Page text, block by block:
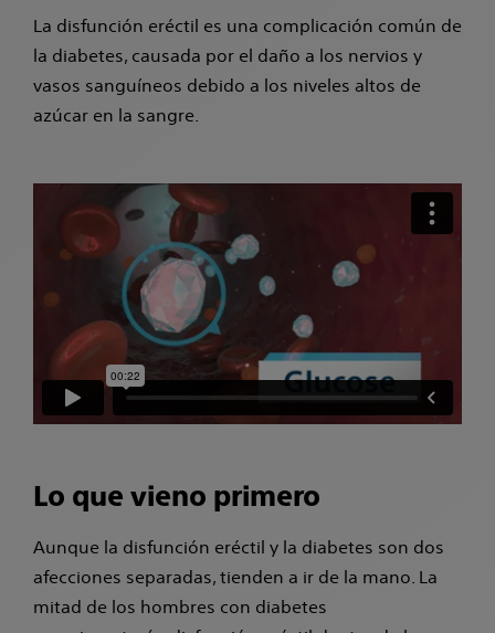
La disfunción eréctil es una complicación común de
la diabetes, causada por el daño a los nervios y
vasos sanguíneos debido a los niveles altos de
azúcar en la sangre.
Lo que vieno primero
Aunque la disfunción eréctil y la diabetes son dos
afecciones separadas, tienden a ir de la mano. La
mitad de los hombres con diabetes